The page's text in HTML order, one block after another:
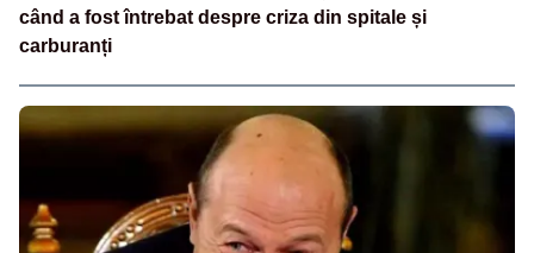
când a fost întrebat despre criza din spitale și
carburanți